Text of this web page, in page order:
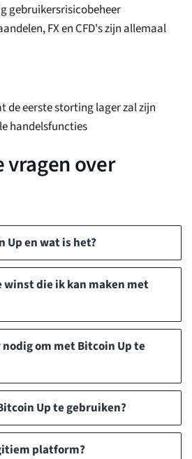
gebruikersrisicobeheer
FX en CFD's zijn allemaal
de eerste storting lager zal zijn
handelsfuncties
vragen over
Up en wat is het?
winst die ik kan maken met
om met Bitcoin Up te
Up te gebruiken?
platform?